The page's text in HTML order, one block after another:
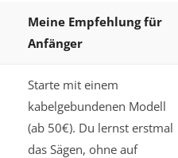
Meine Empfehlung für
Anfänger
Starte mit einem
kabelgebundenen Modell
(ab 50€). Du lernst erstmal
das Sägen, ohne auf